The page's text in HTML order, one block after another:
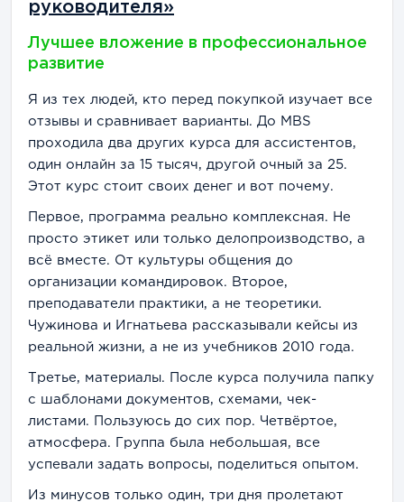
Business School сами по себе непростые. Если
студент хочет стать профессионалом, ему
решает только сам ученик.
стоимость обучения. Цена на некоторые
обучающие программы может показаться
преподаватели учитывают изменения рынка и
создают актуальные курсы, информацию из
которых можно использовать сразу после
завершения обучения. Студент платит за
знания и опыт педагогов, а не за сухую и
скучную теорию.
руководителя»
Лучшее вложение в профессиональное
развитие
Я из тех людей, кто перед покупкой изучает все
отзывы и сравнивает варианты. До MBS
проходила два других курса для ассистентов,
один онлайн за 15 тысяч, другой очный за 25.
Этот курс стоит своих денег и вот почему.
Первое, программа реально комплексная. Не
просто этикет или только делопроизводство, а
всё вместе. От культуры общения до
организации командировок. Второе,
преподаватели практики, а не теоретики.
Чужинова и Игнатьева рассказывали кейсы из
реальной жизни, а не из учебников 2010 года.
Третье, материалы. После курса получила папку
с шаблонами документов, схемами, чек-
листами. Пользуюсь до сих пор. Четвёртое,
атмосфера. Группа была небольшая, все
успевали задать вопросы, поделиться опытом.
Из минусов только один, три дня пролетают